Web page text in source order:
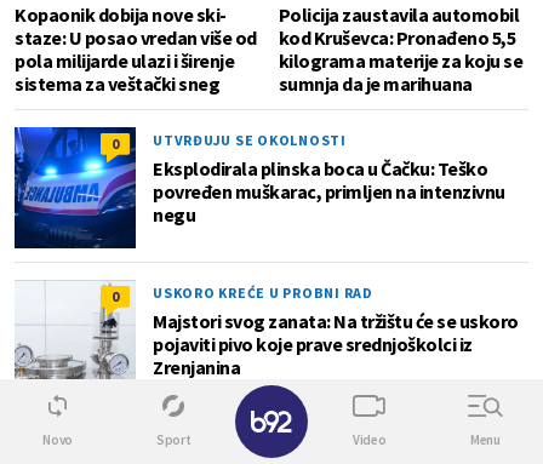
Kopaonik dobija nove ski-
staze: U posao vredan više od
pola milijarde ulazi i širenje
sistema za veštački sneg
Policija zaustavila automobil
kod Kruševca: Pronađeno 5,5
kilograma materije za koju se
sumnja da je marihuana
0 UTVRĐUJU SE OKOLNOSTI
Eksplodirala plinska boca u Čačku: Teško
povređen muškarac, primljen na intenzivnu
negu
0 USKORO KREĆE U PROBNI RAD
Majstori svog zanata: Na tržištu će se uskoro
pojaviti pivo koje prave srednjoškolci iz
Zrenjanina
Novo Sport Video Menu
✕